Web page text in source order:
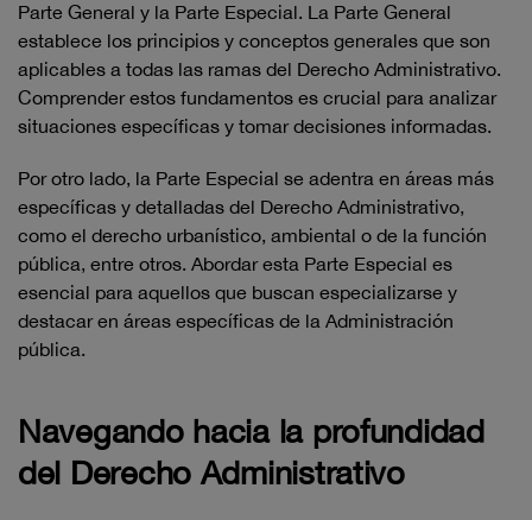
Parte General y la Parte Especial. La Parte General
establece los principios y conceptos generales que son
aplicables a todas las ramas del Derecho Administrativo.
Comprender estos fundamentos es crucial para analizar
situaciones específicas y tomar decisiones informadas.
Por otro lado, la Parte Especial se adentra en áreas más
específicas y detalladas del Derecho Administrativo,
como el derecho urbanístico, ambiental o de la función
pública, entre otros. Abordar esta Parte Especial es
esencial para aquellos que buscan especializarse y
destacar en áreas específicas de la Administración
pública.
Navegando hacia la profundidad
del Derecho Administrativo